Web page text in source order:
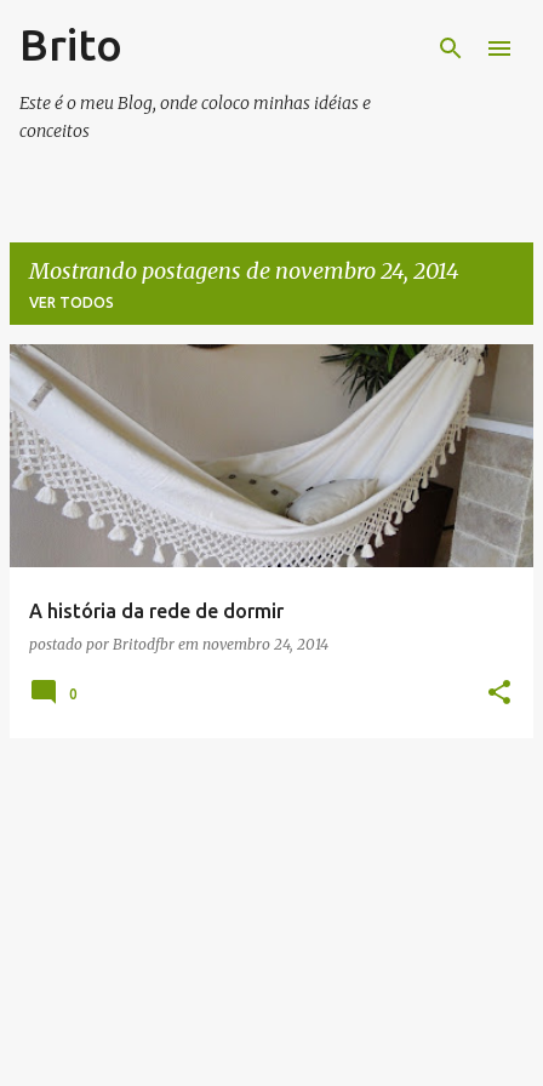
Brito
Este é o meu Blog, onde coloco minhas idéias e
conceitos
Mostrando postagens de novembro 24, 2014
VER TODOS
P
o
s
t
A história da rede de dormir
postado por Britodfbr em novembro 24, 2014
0